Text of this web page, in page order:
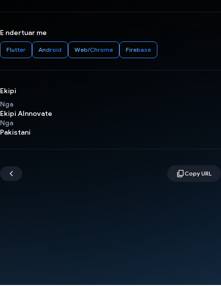
E ndertuar me
Flutter Android Web/Chrome Firebase
Ekipi
Nga
Ekipi AInnovate
Nga
Pakistani